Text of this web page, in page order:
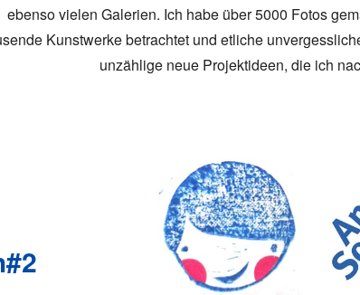
ebenso vielen Galerien. Ich habe über 5000 Fotos
Kunstwerke betrachtet und etliche
unzählige neue Projektideen, die ich